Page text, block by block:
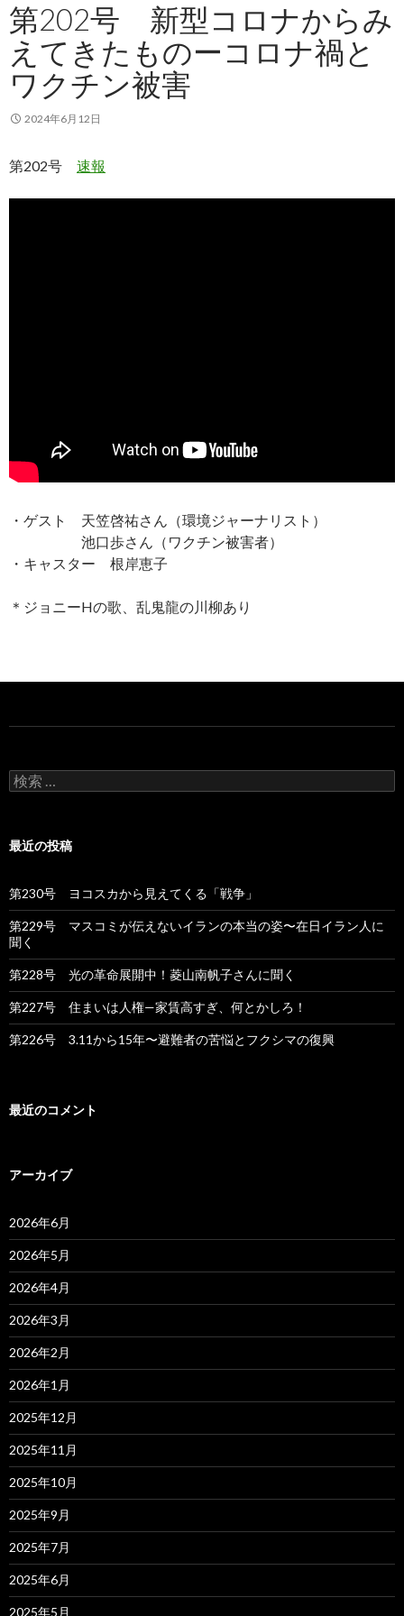
第202号 新型コロナからみ
えてきたものーコロナ禍と
ワクチン被害
2024年6月12日
第202号 速報
・ゲスト 天笠啓祐さん（環境ジャーナリスト）
池口歩さん（ワクチン被害者）
・キャスター 根岸恵子
＊ジョニーHの歌、乱鬼龍の川柳あり
検
索
最近の投稿
第230号 ヨコスカから見えてくる「戦争」
第229号 マスコミが伝えないイランの本当の姿〜在日イラン人に
聞く
第228号 光の革命展開中！菱山南帆子さんに聞く
第227号 住まいは人権—家賃高すぎ、何とかしろ！
第226号 3.11から15年〜避難者の苦悩とフクシマの復興
最近のコメント
アーカイブ
2026年6月
2026年5月
2026年4月
2026年3月
2026年2月
2026年1月
2025年12月
2025年11月
2025年10月
2025年9月
2025年7月
2025年6月
2025年5月